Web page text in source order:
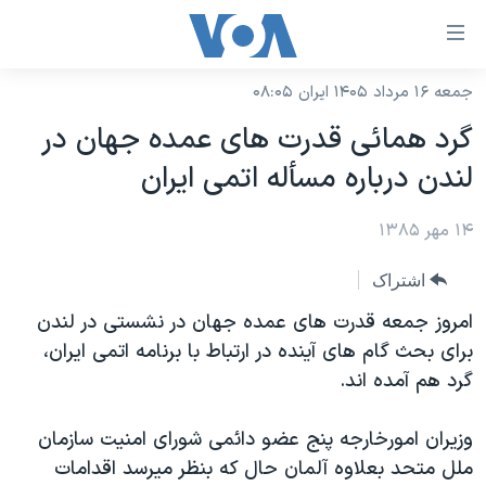
لینکهای
دسترسی
جهش
به
محتوای
اصلی
جهش
صفحه
اصلی
جهش
جستجو
نسخه سبک وب‌سایت
موضوع ها
ایران
آمریکا
ورزشی
گزیده‌ها
ویژه برنامه‌ها
ویدیوها
برنامه های تلویزیونی
جدول برنامه ها
صفحه‌های ویژه
جام جهانی ۲۰۲۶
عملیات خشم حماسی
۲۵۰سالگی آمریکا
بایگانی برنامه‌های تلویزیونی
فرکانس‌های صدای آمریکا
پخش رادیویی
یادگیری زبان انگلیسی
جمعه ۱۶ مرداد ۱۴۰۵ ایران ۰۸:۰۵
گرد همائی قدرت های عمده جهان در
لندن درباره مسأله اتمی ايران
۱۴ مهر ۱۳۸۵
اشتراک
امروز جمعه قدرت های عمده جهان در نشستی در لندن
برای بحث گام های آينده در ارتباط با برنامه اتمی ايران،
گرد هم آمده اند.
وزيران امورخارجه پنج عضو دائمی شورای امنيت سازمان
ملل متحد بعلاوه آلمان حال که بنظر ميرسد اقدامات